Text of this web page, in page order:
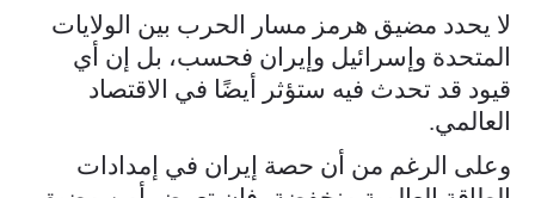
لا يحدد مضيق هرمز مسار الحرب بين الولايات
المتحدة وإسرائيل وإيران فحسب، بل إن أي
قيود قد تحدث فيه ستؤثر أيضًا في الاقتصاد
العالمي.
وعلى الرغم من أن حصة إيران في إمدادات